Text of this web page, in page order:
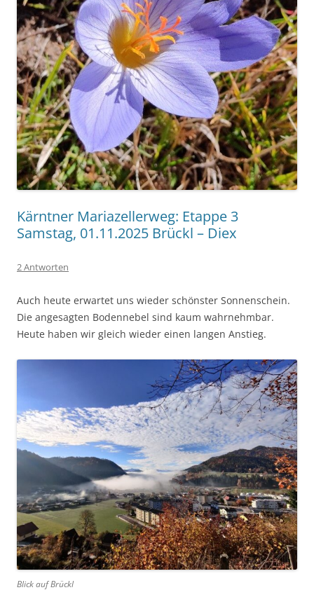
Kärntner Mariazellerweg: Etappe 3
Samstag, 01.11.2025 Brückl – Diex
2 Antworten
Auch heute erwartet uns wieder schönster Sonnenschein.
Die angesagten Bodennebel sind kaum wahrnehmbar.
Heute haben wir gleich wieder einen langen Anstieg.
Blick auf Brückl